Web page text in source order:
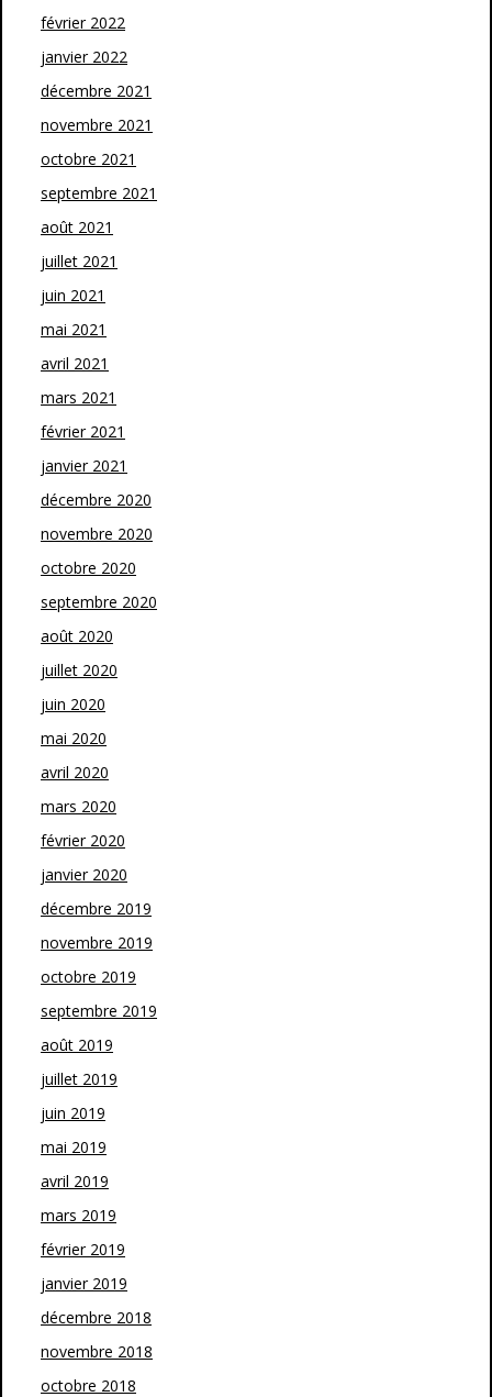
février 2022
janvier 2022
décembre 2021
novembre 2021
octobre 2021
septembre 2021
août 2021
juillet 2021
juin 2021
mai 2021
avril 2021
mars 2021
février 2021
janvier 2021
décembre 2020
novembre 2020
octobre 2020
septembre 2020
août 2020
juillet 2020
juin 2020
mai 2020
avril 2020
mars 2020
février 2020
janvier 2020
décembre 2019
novembre 2019
octobre 2019
septembre 2019
août 2019
juillet 2019
juin 2019
mai 2019
avril 2019
mars 2019
février 2019
janvier 2019
décembre 2018
novembre 2018
octobre 2018